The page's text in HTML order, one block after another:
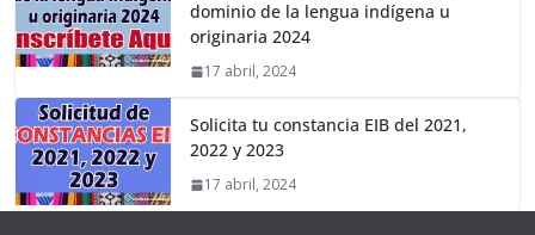
dominio de la lengua indígena u
originaria 2024
17 abril, 2024
Solicita tu constancia EIB del 2021,
2022 y 2023
17 abril, 2024